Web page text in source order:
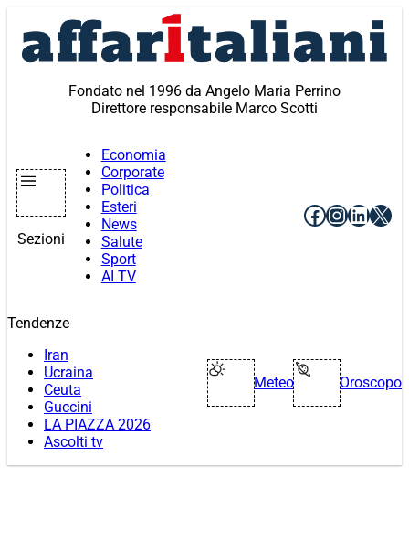
contenuto
Fondato nel 1996 da Angelo Maria Perrino
Direttore responsabile Marco Scotti
Sezioni
Economia
Corporate
Politica
Esteri
News
Salute
Sport
AI TV
Facebook
X
Tendenze
Iran
Ucraina
Ceuta
Guccini
LA PIAZZA 2026
Ascolti tv
Meteo Oroscopo